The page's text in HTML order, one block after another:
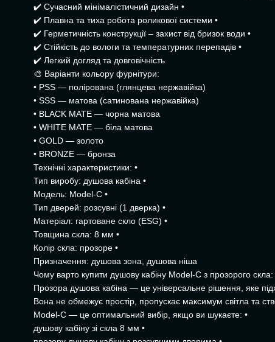
✔️ Сучасний мінімалістичний дизайн •
✔️ Плавна та тиха робота роликової системи •
✔️ Герметичність конструкції – захист від бризок води •
✔️ Стійкість до вологи та температурних перепадів •
✔️ Легкий догляд та довговічність
🎨 Варіанти кольору фурнітури:
• PSS — полірована (глянцева нержавійка)
• SSS — матова (сатинована нержавійка)
• BLACK MATE — чорна матова
• WHITE MATE — біла матова
• GOLD — золото
• BRONZE — бронза
Технічні характеристики: •
Тип виробу: душова кабіна •
Модель: Model-C •
Тип дверей: розсувні (1 дверка) •
Матеріал: гартоване скло (ESG) •
Товщина скла: 8 мм •
Колір скла: прозоре •
Призначення: душова зона, душова ніша
Чому варто купити душову кабіну Model-C з прозорого скла:
Прозора душова кабіна — це універсальне рішення, яке
Вона не обмежує простір, пропускає максимум світла та
Model-C — це оптимальний вибір, якщо ви шукаєте: •
душову кабіну зі скла 8 мм •